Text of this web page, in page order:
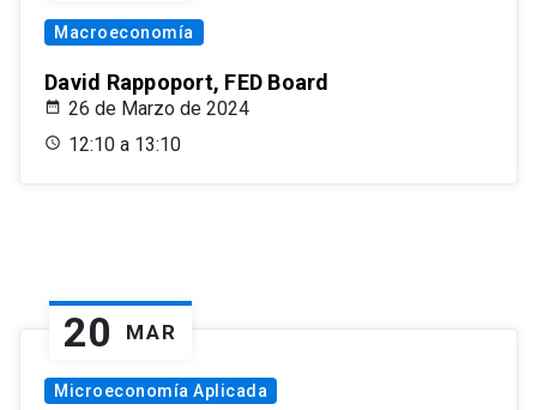
Macroeconomía
David Rappoport, FED Board
26 de Marzo de 2024
12:10 a 13:10
20 MAR
Microeconomía Aplicada